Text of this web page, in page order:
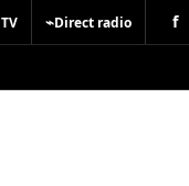
⌁Direct radio f